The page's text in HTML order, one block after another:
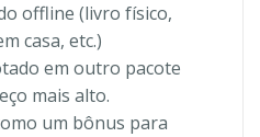
offline (livro físico,
casa, etc.)
em outro pacote
mais alto.
um bônus para